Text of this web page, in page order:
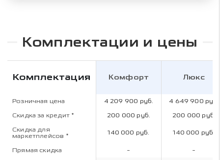
Комплектации и цены
Комплектация Комфорт Люкс
Розничная цена 4 209 900 руб. 4 649 900 руб.
Скидка за кредит * 200 000 руб. 200 000 руб.
Скидка для
маркетплейсов * 140 000 руб. 140 000 руб.
Прямая скидка - -